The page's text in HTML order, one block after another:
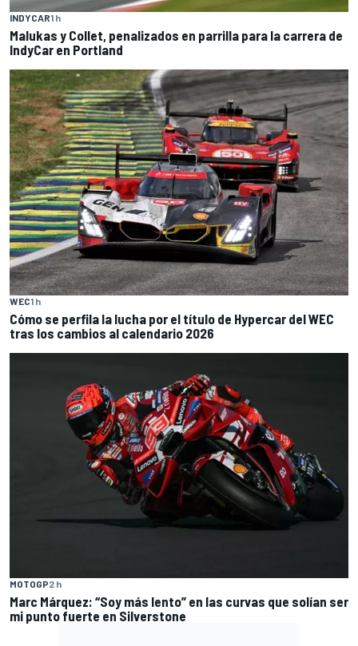
INDYCAR1 h
Malukas y Collet, penalizados en parrilla para la carrera de
IndyCar en Portland
WEC1 h
Cómo se perfila la lucha por el título de Hypercar del WEC
tras los cambios al calendario 2026
MOTOGP2 h
Marc Márquez: “Soy más lento” en las curvas que solían ser
mi punto fuerte en Silverstone